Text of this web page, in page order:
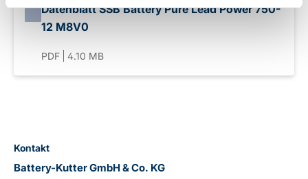
Datenblatt SSB Battery Pure Lead Power 750-
12 M8V0
PDF 4.10 MB
Kontakt
Battery-Kutter GmbH & Co. KG